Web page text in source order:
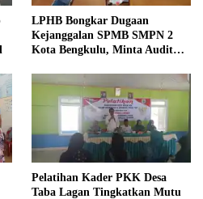
LPHB Bongkar Dugaan
Kejanggalan SPMB SMPN 2
Kota Bengkulu, Minta Audit
Pelatihan Kader PKK Desa
Taba Lagan Tingkatkan Mutu